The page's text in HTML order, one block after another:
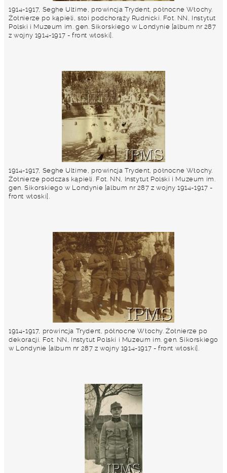
1914-1917, Seghe Ultime, prowincja Trydent, północne Włochy.
Żołnierze po kąpieli, stoi podchorąży Rudnicki. Fot. NN, Instytut
Polski i Muzeum im. gen. Sikorskiego w Londynie [album nr 287
z wojny 1914-1917 - front włoski].
1914-1917, Seghe Ultime, prowincja Trydent, północne Włochy.
Żołnierze podczas kąpieli. Fot. NN, Instytut Polski i Muzeum im.
gen. Sikorskiego w Londynie [album nr 287 z wojny 1914-1917 -
front włoski].
1914-1917, prowincja Trydent, północne Włochy. Żołnierze po
dekoracji. Fot. NN, Instytut Polski i Muzeum im. gen. Sikorskiego
w Londynie [album nr 287 z wojny 1914-1917 - front włoski].